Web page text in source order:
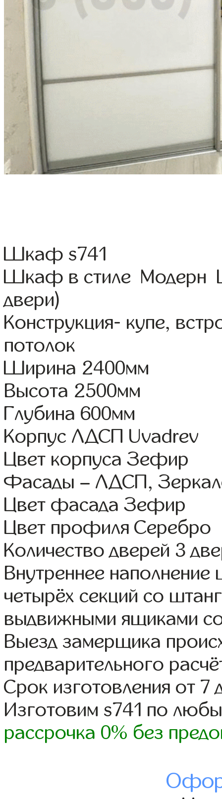
Шкаф s741
Шкаф в стиле Модерн
двери)
Конструкция- купе,
потолок
Ширина 2400мм
Высота 2500мм
Глубина 600мм
Корпус ЛДСП Uvadrev
Цвет корпуса Зефир
Фасады – ЛДСП,
Цвет фасада Зефир
Цвет профиля Серебро
Количество дверей 3
Внутреннее
четырёх секций со
выдвижными ящиками
Выезд замерщика
предварительного
Срок изготовления от 7
Изготовим s741 по
рассрочка 0% без